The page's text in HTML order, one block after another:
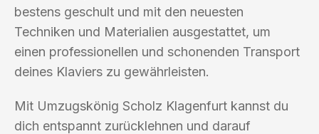
bestens geschult und mit den neuesten
Techniken und Materialien ausgestattet, um
einen professionellen und schonenden Transport
deines Klaviers zu gewährleisten.
Mit Umzugskönig Scholz Klagenfurt kannst du
dich entspannt zurücklehnen und darauf